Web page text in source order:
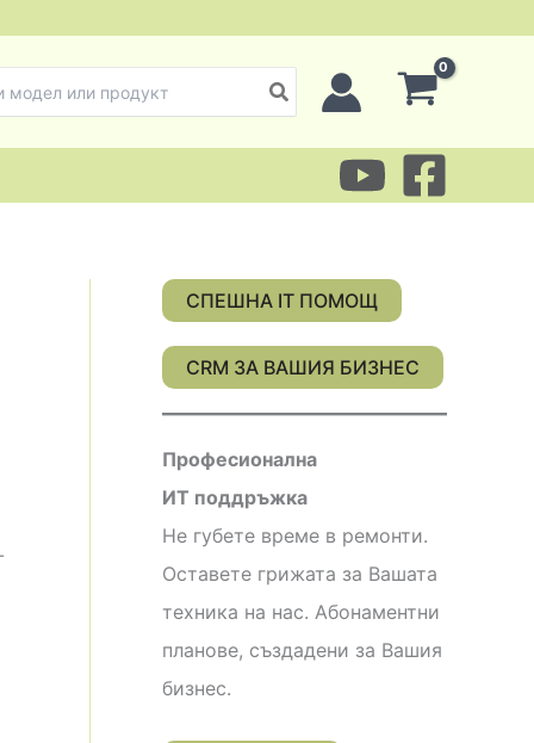
СПЕШНА IT ПОМОЩ
CRM ЗА ВАШИЯ БИЗНЕС
Професионална
ИТ поддръжка
Не губете време в ремонти.
Оставете грижата за Вашата
техника на нас. Абонаментни
планове, създадени за Вашия
бизнес.